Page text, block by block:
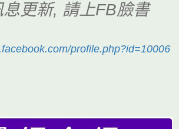
更新, 請上FB臉書
profile.php?id=10006